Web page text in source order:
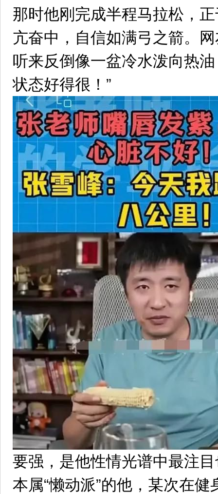
那时他刚完成半程马拉松，
亢奋中，自信如满弓之箭。
听来反倒像一盆冷水泼向热
状态好得很！”
要强，是他性情光谱中最注
本属“懒动派”的他，某次在